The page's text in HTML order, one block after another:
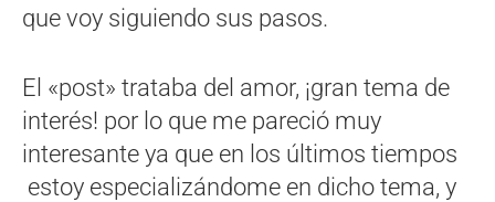
que voy siguiendo sus pasos.
El «post» trataba del amor, ¡gran tema de
interés! por lo que me pareció muy
interesante ya que en los últimos tiempos
estoy especializándome en dicho tema, y